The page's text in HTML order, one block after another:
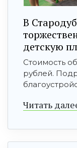
В
детскую
Стоимость
рублей.
Читать